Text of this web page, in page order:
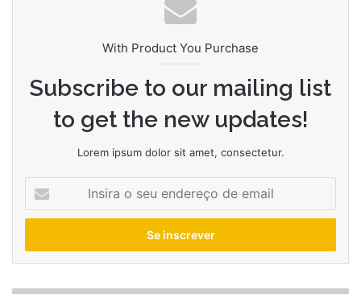
With Product You Purchase
Subscribe to our mailing list
to get the new updates!
Lorem ipsum dolor sit amet, consectetur.
seu
de
email